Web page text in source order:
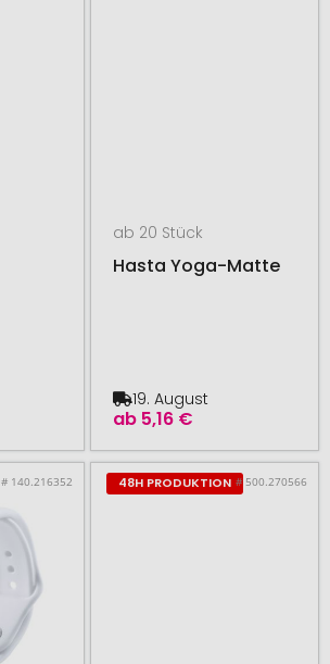
ab 20 Stück
Hasta Yoga-Matte
ab 5,16 €
19. August
# 140.216352 48H PRODUKTION # 500.270566